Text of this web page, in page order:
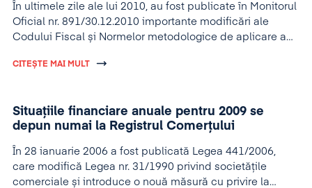
În ultimele zile ale lui 2010, au fost publicate în Monitorul
Oficial nr. 891/30.12.2010 importante modificări ale
Codului Fiscal și Normelor metodologice de aplicare a
sociale, precum și ale Codului de Procedură Fiscală.
Legii nr. 571/2003 privind Codul Fiscal şi reglementarea
unor măsuri financiar-fiscale.
CITEȘTE MAI MULT
Situațiile financiare anuale pentru 2009 se
depun numai la Registrul Comerțului
În 28 ianuarie 2006 a fost publicată Legea 441/2006,
care modifică Legea nr. 31/1990 privind societățile
comerciale și introduce o nouă măsură cu privire la